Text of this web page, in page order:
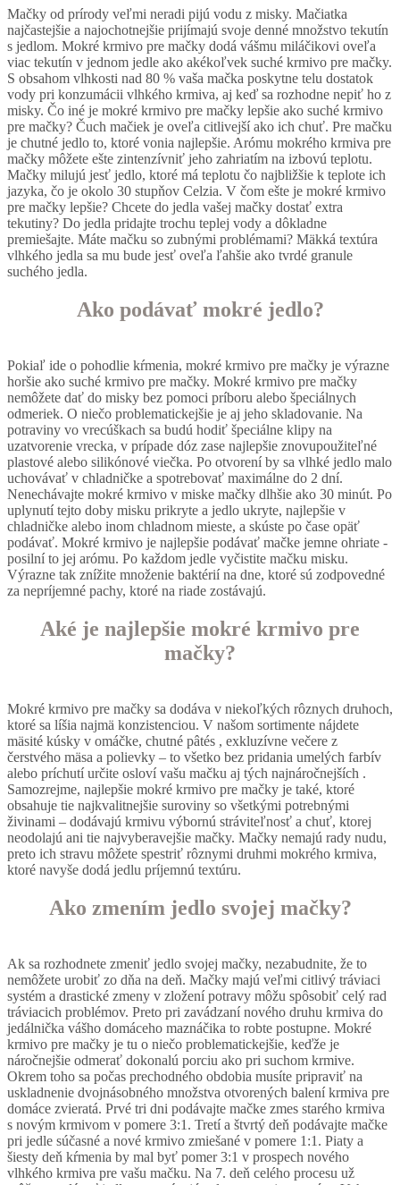
Mačky od prírody veľmi neradi pijú vodu z misky. Mačiatka
najčastejšie a najochotnejšie prijímajú svoje denné množstvo tekutín
s jedlom. Mokré krmivo pre mačky dodá vášmu miláčikovi oveľa
viac tekutín v jednom jedle ako akékoľvek suché krmivo pre mačky.
S obsahom vlhkosti nad 80 % vaša mačka poskytne telu dostatok
vody pri konzumácii vlhkého krmiva, aj keď sa rozhodne nepiť ho z
misky. Čo iné je mokré krmivo pre mačky lepšie ako suché krmivo
pre mačky? Čuch mačiek je oveľa citlivejší ako ich chuť. Pre mačku
je chutné jedlo to, ktoré vonia najlepšie. Arómu mokrého krmiva pre
mačky môžete ešte zintenzívniť jeho zahriatím na izbovú teplotu.
Mačky milujú jesť jedlo, ktoré má teplotu čo najbližšie k teplote ich
jazyka, čo je okolo 30 stupňov Celzia. V čom ešte je mokré krmivo
pre mačky lepšie? Chcete do jedla vašej mačky dostať extra
tekutiny? Do jedla pridajte trochu teplej vody a dôkladne
premiešajte. Máte mačku so zubnými problémami? Mäkká textúra
vlhkého jedla sa mu bude jesť oveľa ľahšie ako tvrdé granule
suchého jedla.
Ako podávať mokré jedlo?
Pokiaľ ide o pohodlie kŕmenia, mokré krmivo pre mačky je výrazne
horšie ako suché krmivo pre mačky. Mokré krmivo pre mačky
nemôžete dať do misky bez pomoci príboru alebo špeciálnych
odmeriek. O niečo problematickejšie je aj jeho skladovanie. Na
potraviny vo vrecúškach sa budú hodiť špeciálne klipy na
uzatvorenie vrecka, v prípade dóz zase najlepšie znovupoužiteľné
plastové alebo silikónové viečka. Po otvorení by sa vlhké jedlo malo
uchovávať v chladničke a spotrebovať maximálne do 2 dní.
Nenechávajte mokré krmivo v miske mačky dlhšie ako 30 minút. Po
uplynutí tejto doby misku prikryte a jedlo ukryte, najlepšie v
chladničke alebo inom chladnom mieste, a skúste po čase opäť
podávať. Mokré krmivo je najlepšie podávať mačke jemne ohriate -
posilní to jej arómu. Po každom jedle vyčistite mačku misku.
Výrazne tak znížite množenie baktérií na dne, ktoré sú zodpovedné
za nepríjemné pachy, ktoré na riade zostávajú.
Aké je najlepšie mokré krmivo pre
mačky?
Mokré krmivo pre mačky sa dodáva v niekoľkých rôznych druhoch,
ktoré sa líšia najmä konzistenciou. V našom sortimente nájdete
mäsité kúsky v omáčke, chutné pâtés , exkluzívne večere z
čerstvého mäsa a polievky – to všetko bez pridania umelých farbív
alebo príchutí určite osloví vašu mačku aj tých najnáročnejších .
Samozrejme, najlepšie mokré krmivo pre mačky je také, ktoré
obsahuje tie najkvalitnejšie suroviny so všetkými potrebnými
živinami – dodávajú krmivu výbornú stráviteľnosť a chuť, ktorej
neodolajú ani tie najvyberavejšie mačky. Mačky nemajú rady nudu,
preto ich stravu môžete spestriť rôznymi druhmi mokrého krmiva,
ktoré navyše dodá jedlu príjemnú textúru.
Ako zmením jedlo svojej mačky?
Ak sa rozhodnete zmeniť jedlo svojej mačky, nezabudnite, že to
nemôžete urobiť zo dňa na deň. Mačky majú veľmi citlivý tráviaci
systém a drastické zmeny v zložení potravy môžu spôsobiť celý rad
tráviacich problémov. Preto pri zavádzaní nového druhu krmiva do
jedálnička vášho domáceho maznáčika to robte postupne. Mokré
krmivo pre mačky je tu o niečo problematickejšie, keďže je
náročnejšie odmerať dokonalú porciu ako pri suchom krmive.
Okrem toho sa počas prechodného obdobia musíte pripraviť na
uskladnenie dvojnásobného množstva otvorených balení krmiva pre
domáce zvieratá. Prvé tri dni podávajte mačke zmes starého krmiva
s novým krmivom v pomere 3:1. Tretí a štvrtý deň podávajte mačke
pri jedle súčasné a nové krmivo zmiešané v pomere 1:1. Piaty a
šiesty deň kŕmenia by mal byť pomer 3:1 v prospech nového
vlhkého krmiva pre vašu mačku. Na 7. deň celého procesu už